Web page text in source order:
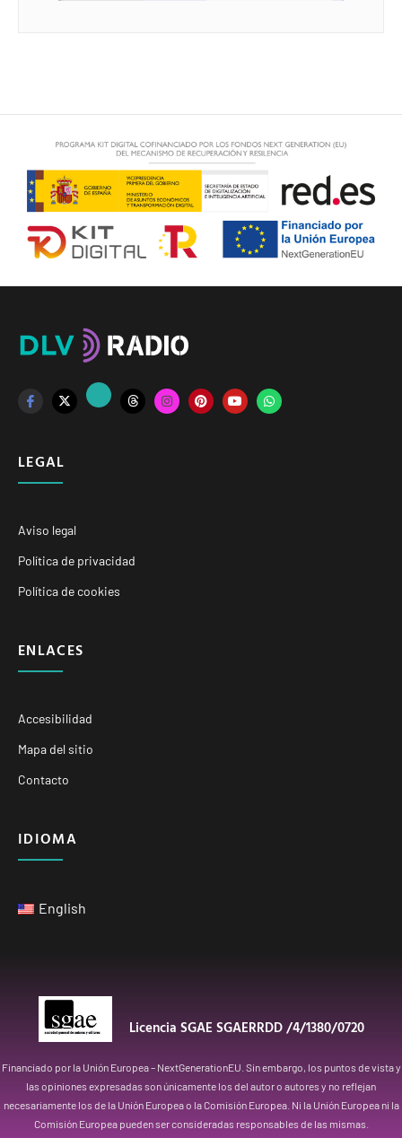
LEGAL
Aviso legal
Política de privacidad
Política de cookies
ENLACES
Accesibilidad
Mapa del sitio
Contacto
IDIOMA
English
Licencia SGAE SGAERRDD /4/1380/0720
Financiado por la Unión Europea – NextGenerationEU. Sin embargo, los puntos de vista y
las opiniones expresadas son únicamente los del autor o autores y no reflejan
necesariamente los de la Unión Europea o la Comisión Europea. Ni la Unión Europea ni la
Comisión Europea pueden ser consideradas responsables de las mismas.